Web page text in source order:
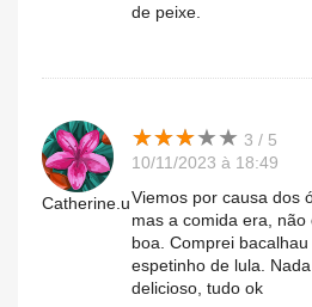
de peixe.
Catherine.u
★★★★★
★★★★★ 3 / 5
10/11/2023 à 18:49
Viemos por causa dos
mas a comida era,
boa. Comprei
espetinho de lula.
delicioso, tudo ok